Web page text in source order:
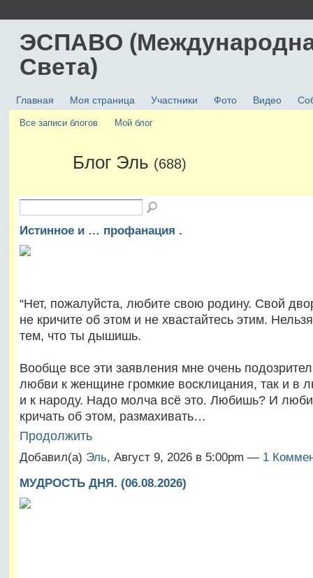
ЭСПАВО
Света)
Главная Моя страница Участники Фото Видео
Все записи блогов Мой блог
Блог Эль (688)
Истинное и … профанация .
“Нет, пожалуйста, любите свою родину. Свой
не кричите об этом и не хвастайтесь этим.
тем, что ты дышишь.
Вообще все эти заявления мне очень
любви к женщине громкие восклицания, так и в
и к народу. Надо молча всё это. Любишь? И
кричать об этом, размахивать…
Продолжить
Добавил(а) Эль, Август 9, 2026 в 5:00pm — 1
МУДРОСТЬ ДНЯ. (06.08.2026)